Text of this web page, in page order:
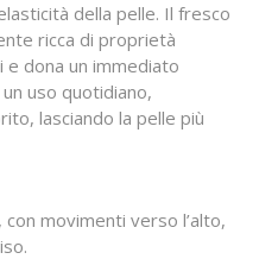
della pelle. Il fresco
ricca di proprietà
e dona un immediato
uso quotidiano,
lasciando la pelle più
movimenti verso l’alto,